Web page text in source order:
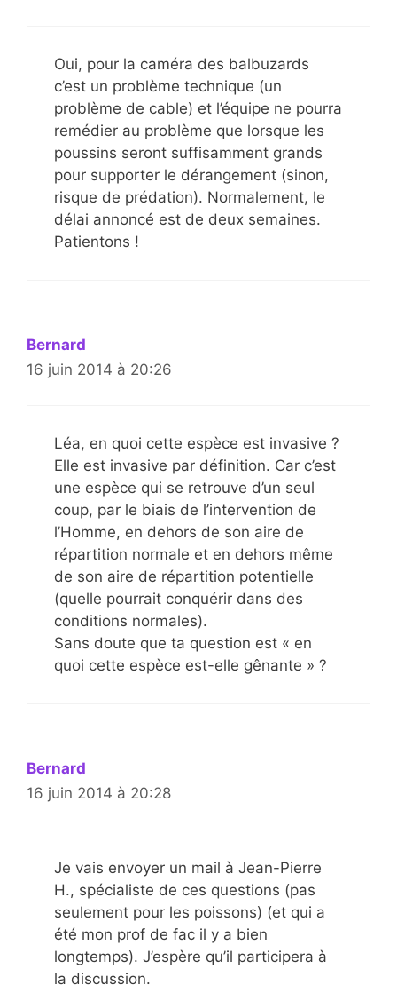
Oui, pour la caméra des balbuzards
c’est un problème technique (un
problème de cable) et l’équipe ne pourra
remédier au problème que lorsque les
poussins seront suffisamment grands
pour supporter le dérangement (sinon,
risque de prédation). Normalement, le
délai annoncé est de deux semaines.
Patientons !
Bernard
16 juin 2014 à 20:26
Léa, en quoi cette espèce est invasive ?
Elle est invasive par définition. Car c’est
une espèce qui se retrouve d’un seul
coup, par le biais de l’intervention de
l’Homme, en dehors de son aire de
répartition normale et en dehors même
de son aire de répartition potentielle
(quelle pourrait conquérir dans des
conditions normales).
Sans doute que ta question est « en
quoi cette espèce est-elle gênante » ?
Bernard
16 juin 2014 à 20:28
Je vais envoyer un mail à Jean-Pierre
H., spécialiste de ces questions (pas
seulement pour les poissons) (et qui a
été mon prof de fac il y a bien
longtemps). J’espère qu’il participera à
la discussion.